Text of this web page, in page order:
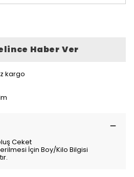
Haber Ver
kargo
Ceket
İçin Boy/Kilo Bilgisi